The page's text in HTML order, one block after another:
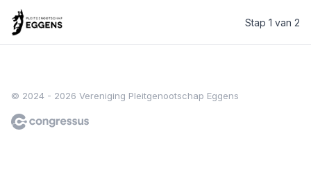
Vereniging Pleitgenootschap Eggens
Stap 1 van 2
© 2024 - 2026 Vereniging Pleitgenootschap Eggens